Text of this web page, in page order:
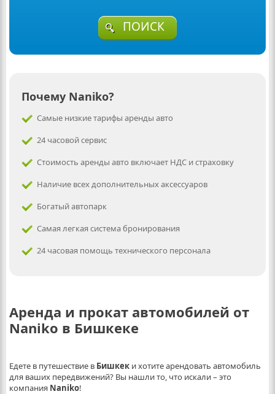
ПОИСК
Почему Naniko?
Самые низкие тарифы аренды авто
24 часовой сервис
Стоимость аренды авто включает НДС и страховку
Наличие всех дополнительных аксессуаров
Богатый автопарк
Самая легкая система бронирования
24 часовая помощь технического персонала
Аренда и прокат автомобилей от
Naniko в Бишкеке
Едете в путешествие в Бишкеки хотите арендовать автомобиль
для ваших передвижений? Вы нашли то, что искали – это
компания Naniko!